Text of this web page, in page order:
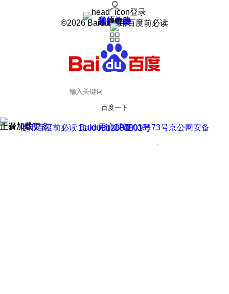
登录
我的关注
我的收藏
皮肤中心
用户反馈
设置
©2026 Baidu 使用百度前必读
百度一下
正在加载
上滑加载更多 用户反馈
使用百度前必读 Baidu 京ICP证030173号
京公网安备11000002000001号